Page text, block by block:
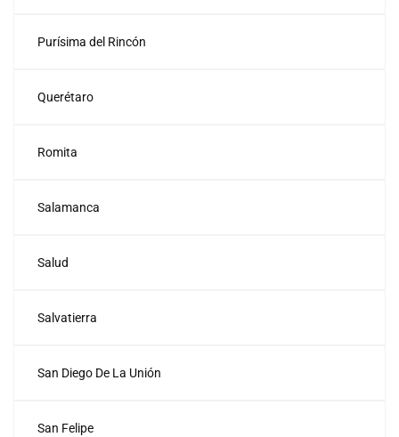
Purísima del Rincón
Querétaro
Romita
Salamanca
Salud
Salvatierra
San Diego De La Unión
San Felipe